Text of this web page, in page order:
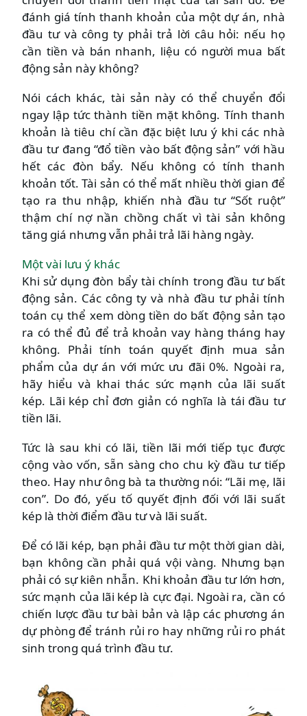
đánh giá tính thanh khoản của một dự án, nhà
đầu tư và công ty phải trả lời câu hỏi: nếu họ
cần tiền và bán nhanh, liệu có người mua bất
động sản này không?
Nói cách khác, tài sản này có thể chuyển đổi
ngay lập tức thành tiền mặt không. Tính thanh
khoản là tiêu chí cần đặc biệt lưu ý khi các nhà
đầu tư đang “đổ tiền vào bất động sản” với hầu
hết các đòn bẩy. Nếu không có tính thanh
khoản tốt. Tài sản có thể mất nhiều thời gian để
tạo ra thu nhập, khiến nhà đầu tư “Sốt ruột”
thậm chí nợ nần chồng chất vì tài sản không
tăng giá nhưng vẫn phải trả lãi hàng ngày.
Một vài lưu ý khác
Khi sử dụng đòn bẩy tài chính trong đầu tư bất
động sản. Các công ty và nhà đầu tư phải tính
toán cụ thể xem dòng tiền do bất động sản tạo
ra có thể đủ để trả khoản vay hàng tháng hay
không. Phải tính toán quyết định mua sản
phẩm của dự án với mức ưu đãi 0%. Ngoài ra,
hãy hiểu và khai thác sức mạnh của lãi suất
kép. Lãi kép chỉ đơn giản có nghĩa là tái đầu tư
tiền lãi.
Tức là sau khi có lãi, tiền lãi mới tiếp tục được
cộng vào vốn, sẵn sàng cho chu kỳ đầu tư tiếp
theo. Hay như ông bà ta thường nói: “Lãi mẹ, lãi
con”. Do đó, yếu tố quyết định đối với lãi suất
kép là thời điểm đầu tư và lãi suất.
Để có lãi kép, bạn phải đầu tư một thời gian dài,
bạn không cần phải quá vội vàng. Nhưng bạn
phải có sự kiên nhẫn. Khi khoản đầu tư lớn hơn,
sức mạnh của lãi kép là cực đại. Ngoài ra, cần có
chiến lược đầu tư bài bản và lập các phương án
dự phòng để tránh rủi ro hay những rủi ro phát
sinh trong quá trình đầu tư.